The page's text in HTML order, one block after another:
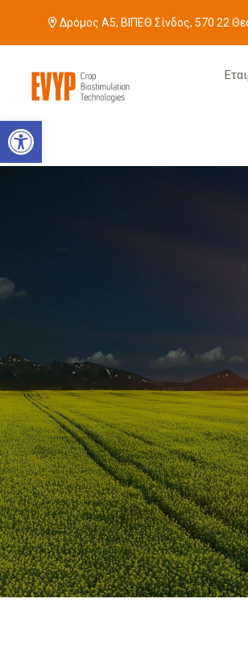
Ανοίξτε τη γραμμή
Δρόμος Α5, ΒΙΠΕΘ Σίνδος, 570 22